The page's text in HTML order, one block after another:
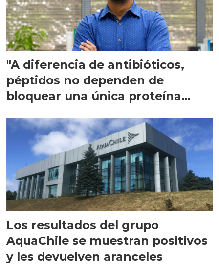
"A diferencia de antibióticos,
péptidos no dependen de
bloquear una única proteína
Los resultados del grupo
AquaChile se muestran positivos
y les devuelven aranceles